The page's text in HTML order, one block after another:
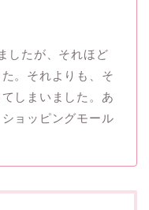
したが、それほど
。それよりも、そ
しまいました。あ
ョッピングモール